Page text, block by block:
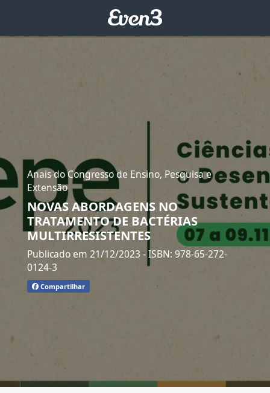
Anais do Congresso de Ensino, Pesquisa e
Extensão
NOVAS ABORDAGENS NO
TRATAMENTO DE BACTÉRIAS
MULTIRRESISTENTES
Publicado em 21/12/2023 - ISBN: 978-65-272-
0124-3
Compartilhar